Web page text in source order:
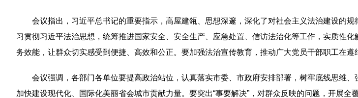
会议指出，习近平总书记的重要指示，高屋建瓴、思想深邃，深化了对社会主义法治建设的
习贯彻习近平法治思想，统筹推进国家安全、安全生产、应急处置、信访法治化等工作，实质性
务效能，让群众切实感受到便捷、高效和公正。要加强法治宣传教育，推动广大党员干部职工在
会议强调，各部门各单位要提高政治站位，认真落实市委、市政府安排部署，树牢底线思维
加快建设现代化、国际化美丽省会城市贡献力量。要突出“事要解决”，对群众反映的问题，开展